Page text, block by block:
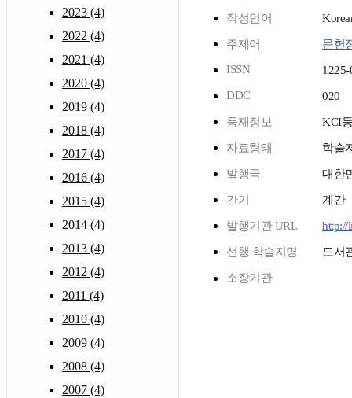
2023 (4)
2022 (4)
2021 (4)
2020 (4)
2019 (4)
2018 (4)
2017 (4)
2016 (4)
2015 (4)
2014 (4)
2013 (4)
2012 (4)
2011 (4)
2010 (4)
2009 (4)
2008 (4)
2007 (4)
작성언어
주제어
문헌
ISSN
1225-
DDC
020
등재정보 KCI
자료형태 학술
발행국 대한
간기 계간
발행기관 URL http://
선행 학술지명 도서
소장기관